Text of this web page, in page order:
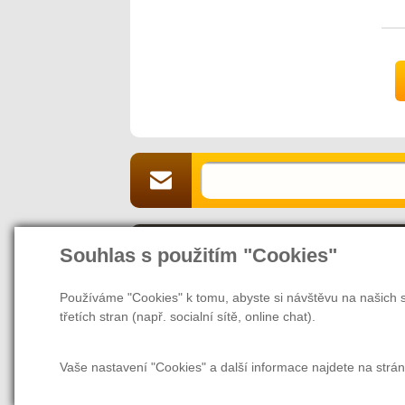
Souhlas s použitím "Cookies"
Používáme "Cookies" k tomu, abyste si návštěvu na
třetích stran (např. socialní sítě, online chat).
Vaše nastavení "Cookies" a další informace najdete na
O naší společnosti
Jsme Vaším partnerem a prodejcem v
webových stránek nás naleznete také
našem magazínu najdete rady a tipy,